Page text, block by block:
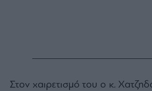
Στον χαιρετισμό του ο κ.